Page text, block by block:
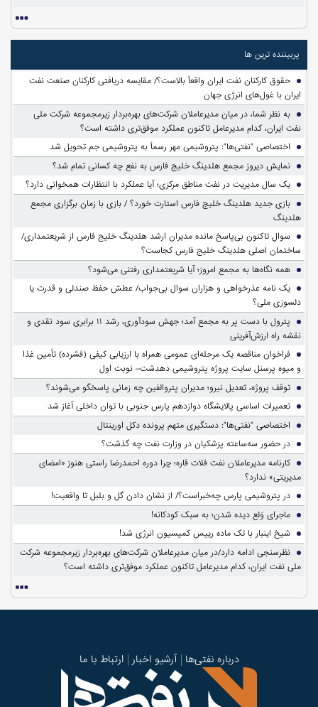
پربیننده ترین ها
حقوق کارکنان نفت ایران واقعاً بالاست؟/ مقایسه دریافتی کارکنان صنعت نفت
ایران با غول‌های انرژی جهان
به نظر شما، در میان مدیرعاملان شرکت‌های بهره‌بردار زیرمجموعه شرکت ملی
نفت ایران، کدام مدیرعامل تاکنون عملکرد موفق‌تری داشته است؟
اختصاصی "نفتی‌ها": پتروشیمی مهر رسماً به پتروشیمی جم تحویل شد
نمایش دیروز مجمع هلدینگ خلیج فارس به نفع چه کسانی تمام شد؟
یک سال مدیریت در نفت مناطق مرکزی؛ آیا عملکرد با انتظارات همخوانی دارد؟
بازی جدید هلدینگ خلیج فارس استارت خورد؟ / بازی با زمان برگزاری مجمع
هلدینگ
سوالِ تاکنون بی‌پاسخ مانده مدیران ارشد هلدینگ خلیج فارس از شریعتمداری/
ساختمان اصلی هلدینگ خلیج فارس کجاست؟
همه نگاه‌ها به مجمع امروز؛ آیا شریعتمداری رفتنی می‌شود؟
یک نامه عذرخواهی و هزاران سوال بی‌جواب/ عطش حفظ صندلی و قدرت یا
دلسوزی ملی؟
پترول با دست پر به مجمع آمد؛ جهش سودآوری، رشد ۱۱ برابری سود نقدی و
نقشه راه ارزش‌آفرینی
فراخوان مناقصه یک مرحله‌ای عمومی همراه با ارزیابی کیفی (فشرده) تأمین غذا
و میوه پرسنل سایت پروژه پتروشیمی دهدشت– نوبت اول
توقف پروژه، تعدیل نیرو؛ مدیران پتروالفین چه زمانی پاسخگو می‌شوند؟
تعمیرات اساسی پالایشگاه دوازدهم پارس جنوبی با توان داخلی آغاز شد
اختصاصی "نفتی‌ها": دستگیری متهم پرونده دکل اورینتال
در حضور سه‌ساعته پزشکیان در وزارت نفت چه گذشت؟
کارنامه مدیرعاملان نفت فلات قاره؛ چرا دوره احمدرضا راستی هنوز «امضای
مدیریتی» ندارد؟
در پتروشیمی پارس چه‌خبراست؟/ از نشان دادن گل و بلبل تا واقعیت!
ماجرای وَلع دیده شدن؛ به سبک کودکانه!
شیخ اینبار با تک ماده رییس کمیسیون انرژی شد!
نظرسنجی ادامه دارد/در میان مدیرعاملان شرکت‌های بهره‌بردار زیرمجموعه شرکت
ملی نفت ایران، کدام مدیرعامل تاکنون عملکرد موفق‌تری داشته است؟
درباره نفتی‌ها آرشیو اخبار ارتباط با ما